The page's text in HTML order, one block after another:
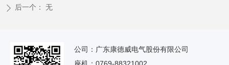
ꄲ 后一个： 无
公司：广东康德威电气股份有限公司